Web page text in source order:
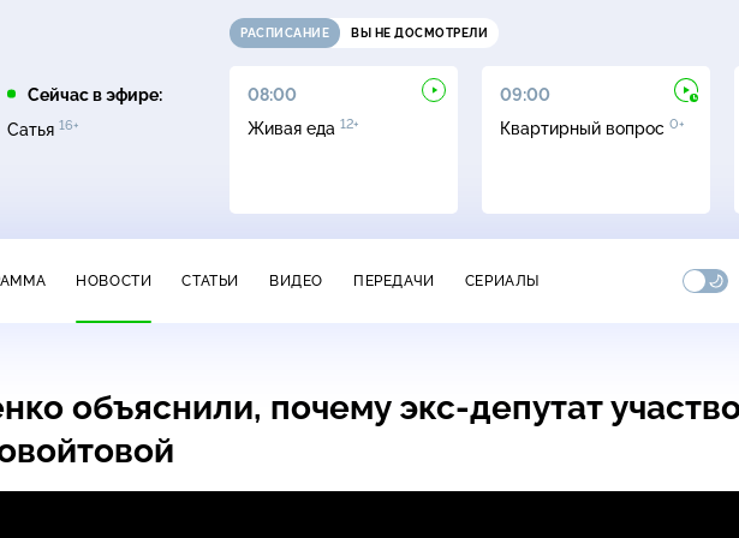
Сейчас в эфире:
Сатья 16+
РАСПИСАНИЕ ВЫ НЕ ДОСМОТРЕЛИ
07:20
Главная дорога
08:00
Живая еда 12+
09:00
Квартирный вопрос 0+
НОВОСТИ СТАТЬИ ВИДЕО ПЕРЕДАЧИ СЕРИАЛЫ
объяснили, почему экс-депутат